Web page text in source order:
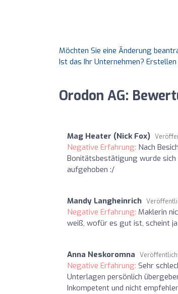
Möchten Sie eine Änderung
Ist das Ihr Unternehmen?
Orodon AG:
Mag Heater (Nick Fox)
Negative Erfahrung: Nach
Bonitätsbestätigung wurde sich
aufgehoben :/
Mandy Langheinrich
Negative Erfahrung: Maklerin
weiß, wofür es gut ist, scheint ja
Anna Neskoromna
Negative Erfahrung: Sehr
Unterlagen persönlich
Inkompetent und nicht